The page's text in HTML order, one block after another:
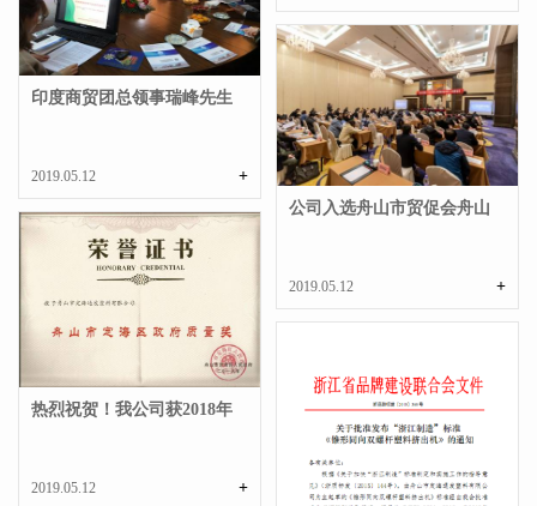
印度商贸团总领事瑞峰先生
2019.05.12
+
公司入选舟山市贸促会舟山
2019.05.12 +
热烈祝贺！我公司获2018年
2019.05.12 +